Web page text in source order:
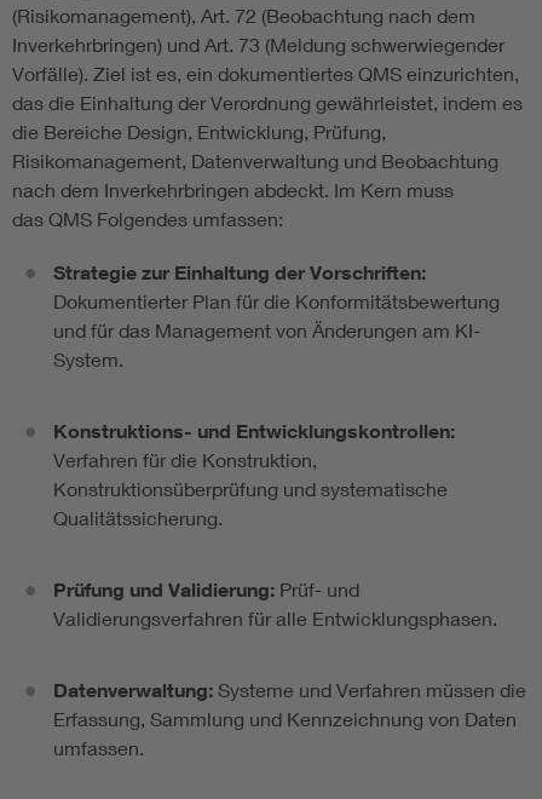
(Risikomanagement), Art. 72 (Beobachtung nach dem
Inverkehrbringen) und Art. 73 (Meldung schwerwiegender
Vorfälle). Ziel ist es, ein dokumentiertes QMS einzurichten,
das die Einhaltung der Verordnung gewährleistet, indem es
die Bereiche Design, Entwicklung, Prüfung,
Risikomanagement, Datenverwaltung und Beobachtung
nach dem Inverkehrbringen abdeckt. Im Kern muss
das QMS Folgendes umfassen:
Strategie zur Einhaltung der Vorschriften:
Dokumentierter Plan für die Konformitätsbewertung
und für das Management von Änderungen am KI-
System.
Konstruktions- und Entwicklungskontrollen:
Verfahren für die Konstruktion,
Konstruktionsüberprüfung und systematische
Qualitätssicherung.
Prüfung und Validierung: Prüf- und
Validierungsverfahren für alle Entwicklungsphasen.
Datenverwaltung: Systeme und Verfahren müssen die
Erfassung, Sammlung und Kennzeichnung von Daten
umfassen.